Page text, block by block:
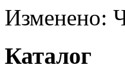
Изменено:
Каталог